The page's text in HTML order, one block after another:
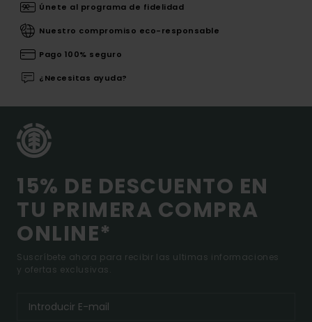
Únete al programa de fidelidad
Nuestro compromiso eco-responsable
Pago 100% seguro
¿Necesitas ayuda?
15% DE DESCUENTO EN
TU PRIMERA COMPRA
ONLINE*
Suscríbete ahora para recibir las ultimas informaciones
y ofertas exclusivas.